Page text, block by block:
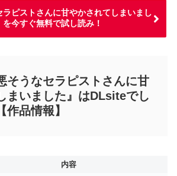
ラピストさんに甘やかされてしまいまし
を今すぐ無料で試し読み！
そうなセラピストさんに甘
まいました』はDLsiteでし
作品情報】
内容